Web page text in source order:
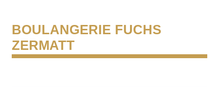
BOULANGERIE FUCHS
ZERMATT